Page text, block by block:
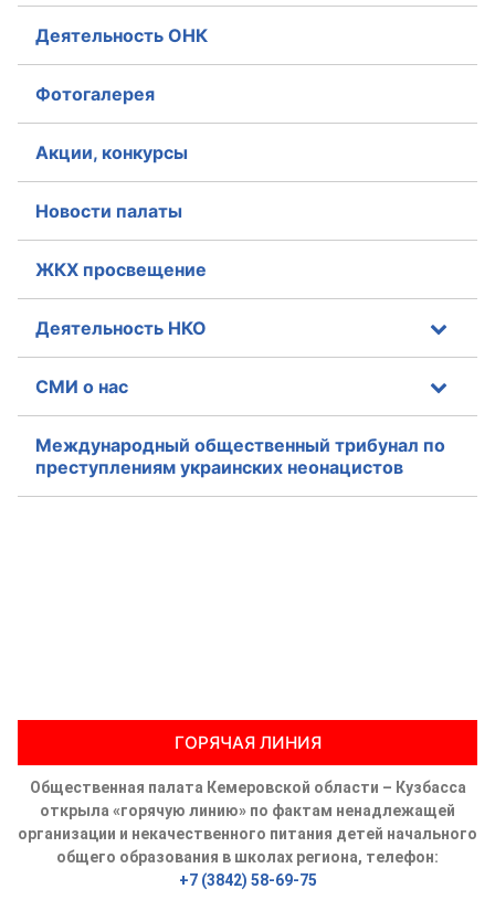
Порядок работы ЦОН
УСТАВ ГКУ “АППАРАТ ОП КО”
Доходы руководителя за 2024 г.
Деятельность ОНК
Фотогалерея
Акции, конкурсы
Новости палаты
ЖКХ просвещение
Деятельность НКО
СМИ о нас
Международный общественный трибунал по
преступлениям украинских неонацистов
ГОРЯЧАЯ ЛИНИЯ
Общественная палата Кемеровской области – Кузбасса
открыла «горячую линию» по фактам ненадлежащей
организации и некачественного питания детей начального
общего образования в школах региона, телефон:
+7 (3842) 58-69-75